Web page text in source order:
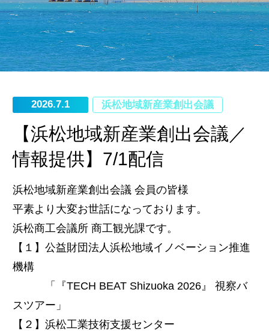
2026.7.1 浜松地域新産業創出会議
【浜松地域新産業創出会議／
情報提供】7/1配信
浜松地域新産業創出会議 会員の皆様
平素より大変お世話になっております。
浜松商工会議所 商工観光課です。
【１】公益財団法人浜松地域イノベーション推進
機構
「『TECH BEAT Shizuoka 2026』 視察バ
スツアー」
【２】浜松工業技術支援センター